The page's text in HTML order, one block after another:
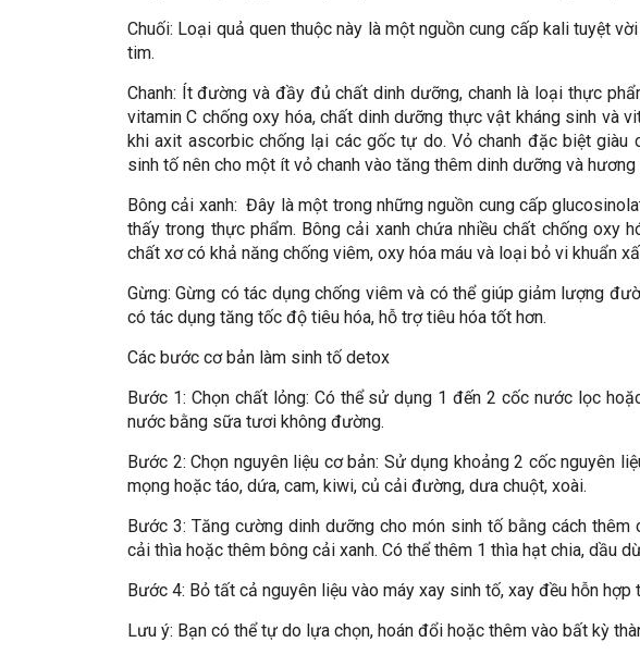
Chuối: Loại quả quen thuộc này là một nguồn cung cấp kali tuyệt
tim.
Chanh: Ít đường và đầy đủ chất dinh dưỡng, chanh là loại thực
vitamin C chống oxy hóa, chất dinh dưỡng thực vật kháng sinh và
khi axit ascorbic chống lại các gốc tự do. Vỏ chanh đặc biệt giàu
sinh tố nên cho một ít vỏ chanh vào tăng thêm dinh dưỡng và hương
Bông cải xanh: Đây là một trong những nguồn cung cấp
thấy trong thực phẩm. Bông cải xanh chứa nhiều chất chống oxy
chất xơ có khả năng chống viêm, oxy hóa máu và loại bỏ vi khuẩn
Gừng: Gừng có tác dụng chống viêm và có thể giúp giảm lượng
có tác dụng tăng tốc độ tiêu hóa, hỗ trợ tiêu hóa tốt hơn.
Các bước cơ bản làm sinh tố detox
Bước 1: Chọn chất lỏng: Có thể sử dụng 1 đến 2 cốc nước lọc
nước bằng sữa tươi không đường.
Bước 2: Chọn nguyên liệu cơ bản: Sử dụng khoảng 2 cốc nguyên
mọng hoặc táo, dứa, cam, kiwi, củ cải đường, dưa chuột, xoài.
Bước 3: Tăng cường dinh dưỡng cho món sinh tố bằng cách thêm
cải thìa hoặc thêm bông cải xanh. Có thể thêm 1 thìa hạt chia, dầu
Bước 4: Bỏ tất cả nguyên liệu vào máy xay sinh tố, xay đều hỗn hợp
Lưu ý: Bạn có thể tự do lựa chọn, hoán đổi hoặc thêm vào bất kỳ